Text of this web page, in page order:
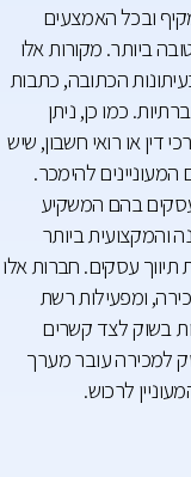
ובכל האמצעים
ביותר. מקורות אלו
הכתובה, כתבות
כמו כן, ניתן
דין או רואי חשבון, שיש
המעוניינים להימכר.
עסקים בהם המשקיע
והמקצועית ביותר
עסקים. חברות אלו
ומפעילות רשת
בשוק לצד קשרים
למכירה עובר מערך
לרכוש.